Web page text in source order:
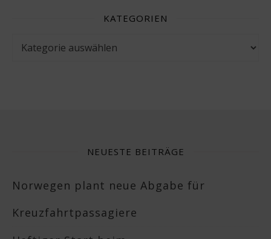
KATEGORIEN
NEUESTE BEITRÄGE
Norwegen plant neue Abgabe für
Kreuzfahrtpassagiere